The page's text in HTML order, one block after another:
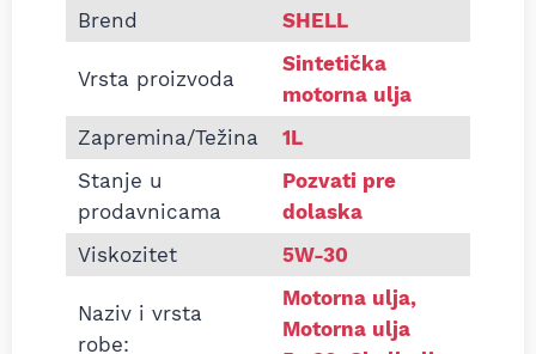
Informacije o Motorno ulje Shell Helix Ultra ECT
Brend SHELL
Vrsta proizvoda
Sintetička
motorna ulja
Zapremina/Težina
1L
Stanje u
prodavnicama
Pozvati pre
dolaska
Viskozitet
5W-30
Naziv i vrsta
robe:
Motorna ulja,
Motorna ulja